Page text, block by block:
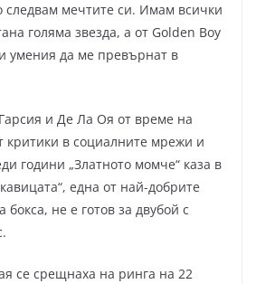
следвам мечтите си. Имам всички
голяма звезда, а от Golden Boy
умения да ме превърнат в
и Де Ла Оя от време на
критики в социалните мрежи и
години „Златното момче“ каза в
една от най-добрите
бокса, не е готов за двубой с
се срещнаха на ринга на 22